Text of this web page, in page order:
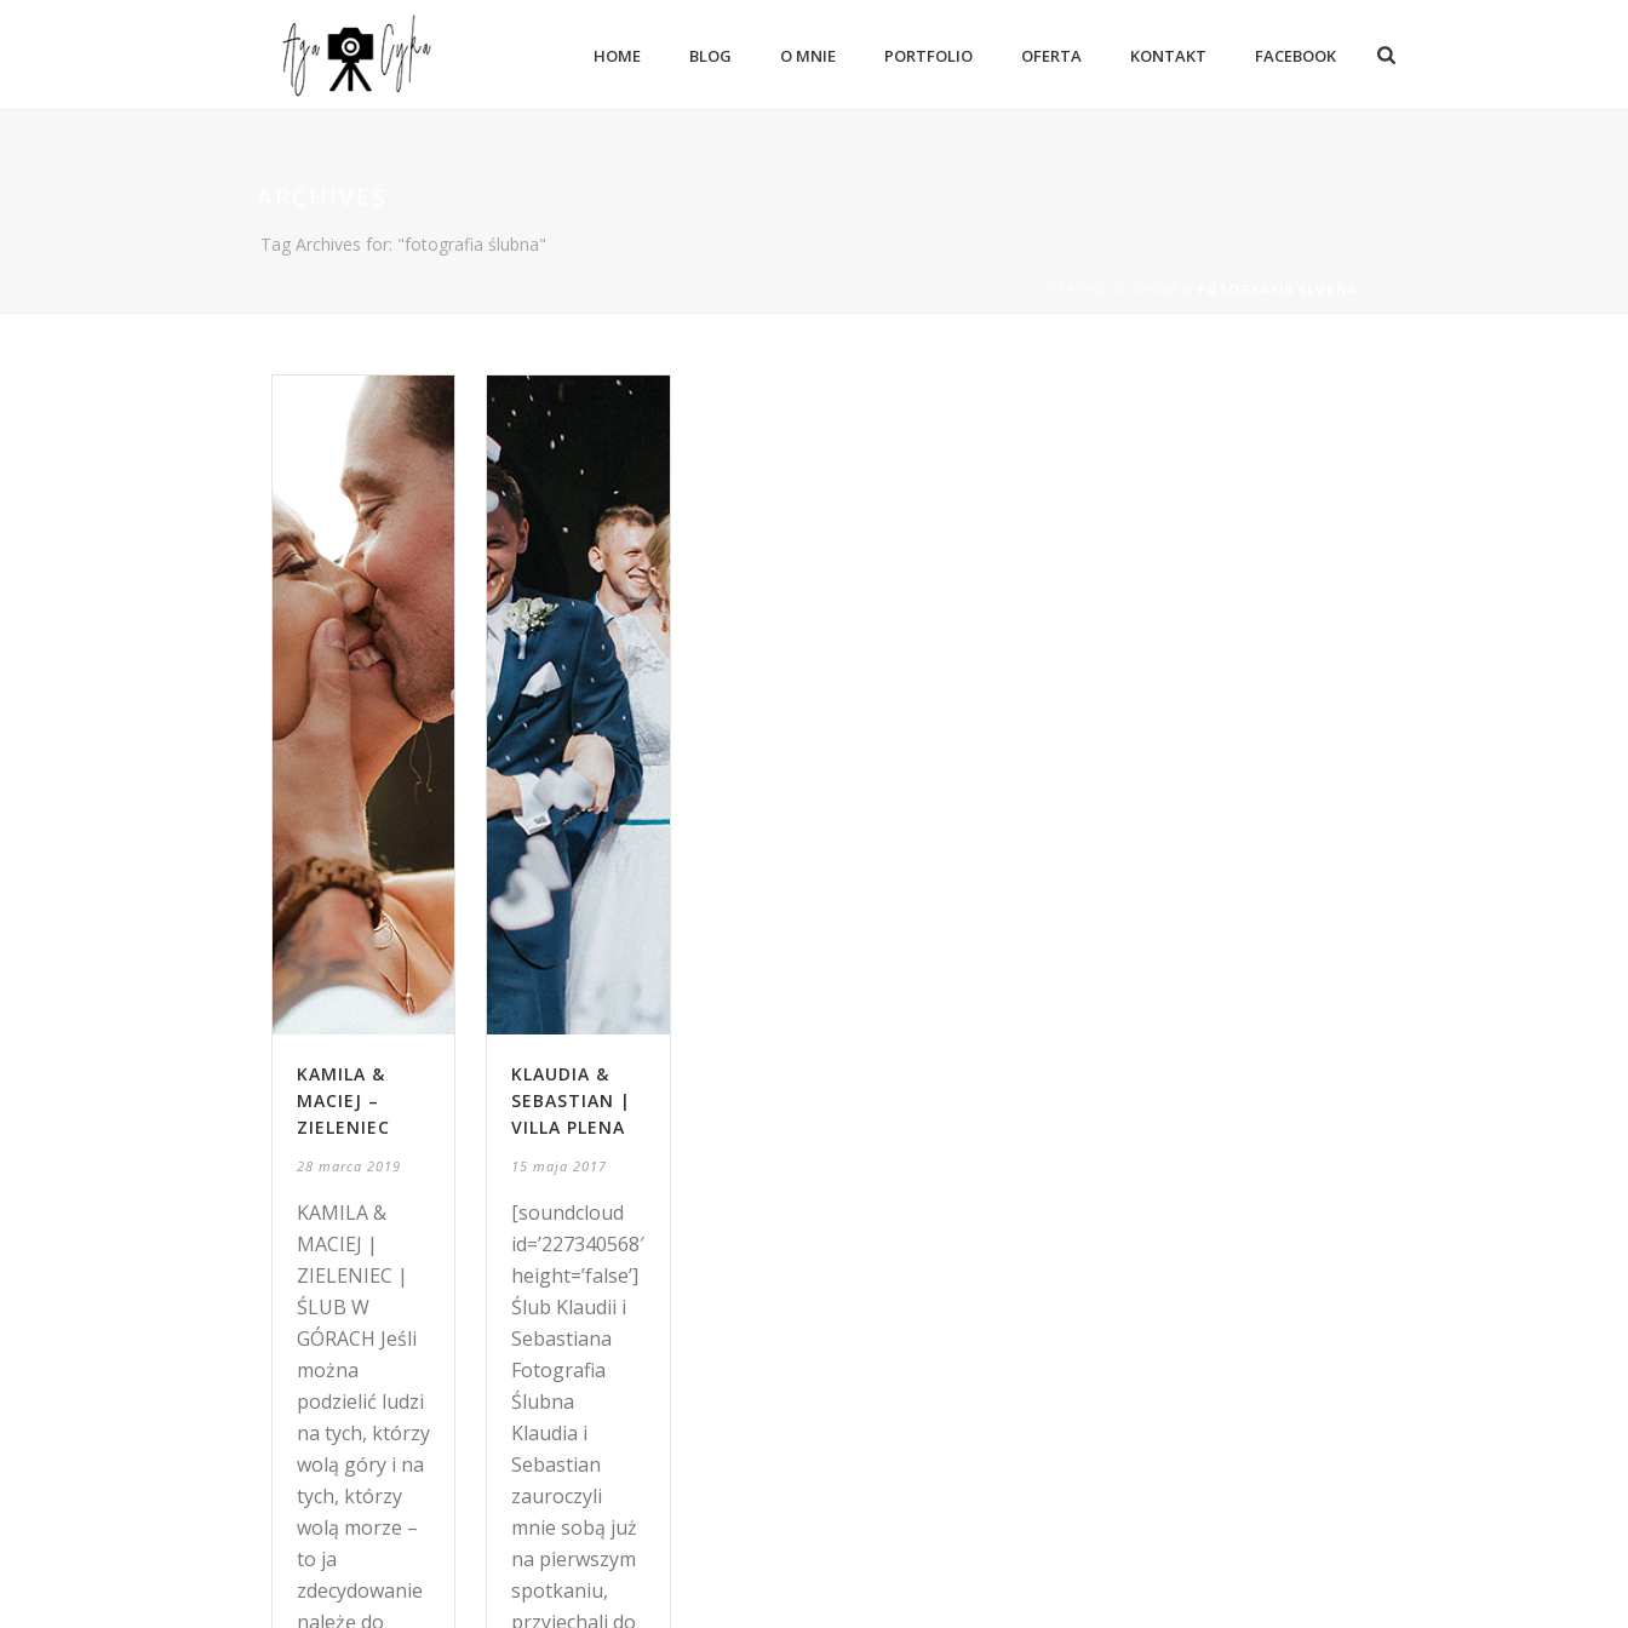
HOME BLOG O MNIE PORTFOLIO OFERTA KONTAKT FACEBOOK
Tag Archives for: "fotografia ślubna"
KAMILA &
MACIEJ –
ZIELENIEC
28 marca 2019
KAMILA &
MACIEJ |
ZIELENIEC |
ŚLUB W
GÓRACH Jeśli
można
podzielić ludzi
na tych, którzy
wolą góry i na
tych, którzy
wolą morze –
to ja
zdecydowanie
należę do
KLAUDIA &
SEBASTIAN |
VILLA PLENA
15 maja 2017
[soundcloud
id=’227340568′
height=’false’]
Ślub Klaudii i
Sebastiana
Fotografia
Ślubna
Klaudia i
Sebastian
zauroczyli
mnie sobą już
na pierwszym
spotkaniu,
przyjechali do